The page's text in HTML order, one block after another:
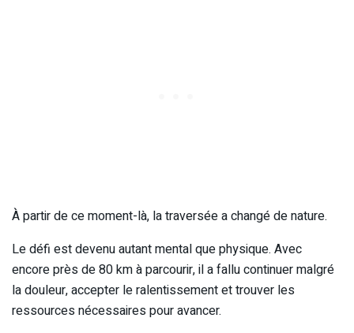
À partir de ce moment-là, la traversée a changé de nature.
Le défi est devenu autant mental que physique. Avec
encore près de 80 km à parcourir, il a fallu continuer malgré
la douleur, accepter le ralentissement et trouver les
ressources nécessaires pour avancer.